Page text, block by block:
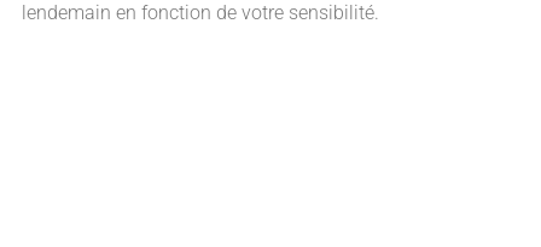
lendemain en fonction de votre sensibilité.